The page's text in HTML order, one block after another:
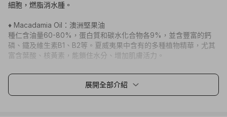
展開全部介紹
細胞，燃脂消水腫。
♦ Macadamia Oil：澳洲堅果油
種仁含油量60-80%，蛋白質和碳水化合物各9%，並含豐富的鈣
磷、鐵及維生素B1、B2等。夏威夷果中含有的多種植物精華，尤其
富含葉酸、核黃素，能鎖住水分、增加肌膚活力。
♦ Jojoba Oil ：荷荷巴油
含有豐富的維生素A、B、E和鈣、鎂等礦物質，能迅速滲透吸收與
軟化皮膚角質，讓皮膚變得柔軟有彈性。可暢通毛細孔，調節油性